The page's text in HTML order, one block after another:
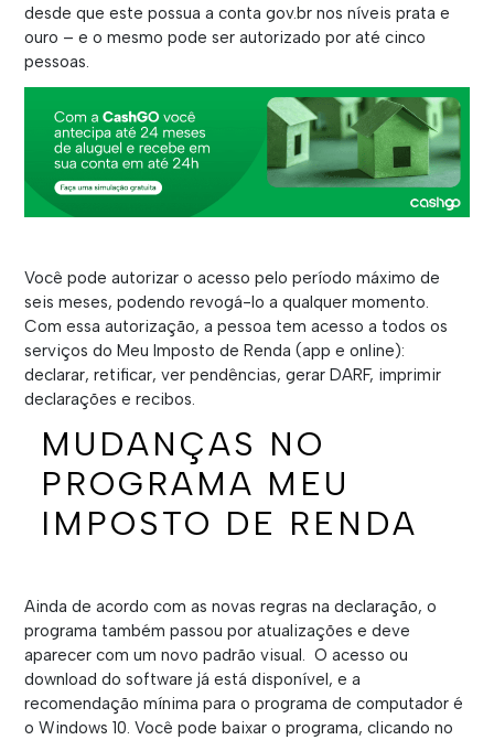
desde que este possua a conta gov.br nos níveis prata e
ouro – e o mesmo pode ser autorizado por até cinco
pessoas.
Você pode autorizar o acesso pelo período máximo de
seis meses, podendo revogá-lo a qualquer momento.
Com essa autorização, a pessoa tem acesso a todos os
serviços do Meu Imposto de Renda (app e online):
declarar, retificar, ver pendências, gerar DARF, imprimir
declarações e recibos.
MUDANÇAS NO
PROGRAMA MEU
IMPOSTO DE RENDA
Ainda de acordo com as novas regras na declaração, o
programa também passou por atualizações e deve
aparecer com um novo padrão visual. O acesso ou
download do software já está disponível, e a
recomendação mínima para o programa de computador é
o Windows 10. Você pode baixar o programa, clicando no